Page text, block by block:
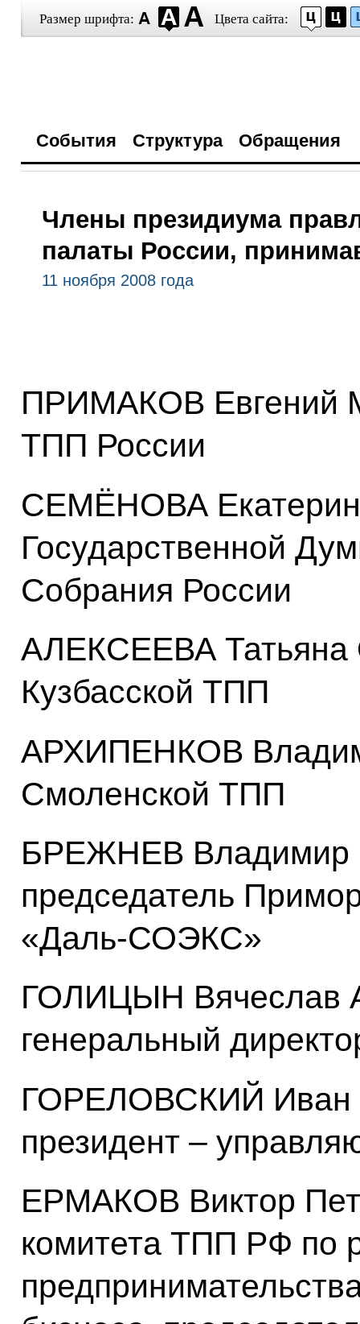
Размер шрифта: Цвета сайта:
События Структура Обращения
Члены президиума
палаты России,
11 ноября 2008 года
ПРИМАКОВ Евгений
ТПП России
СЕМЁНОВА
Государственной
Собрания России
АЛЕКСЕЕВА Татьяна
Кузбасской ТПП
АРХИПЕНКОВ
Смоленской ТПП
БРЕЖНЕВ Владимир
председатель
«Даль-СОЭКС»
ГОЛИЦЫН Вячеслав
генеральный
ГОРЕЛОВСКИЙ Иван
президент –
ЕРМАКОВ Виктор
комитета ТПП РФ по